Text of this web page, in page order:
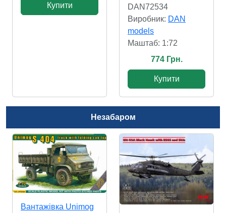
Купити
DAN72534
Виробник: DAN
models
Маштаб: 1:72
774 Грн.
Купити
Незабаром
Вантажівка Unimog